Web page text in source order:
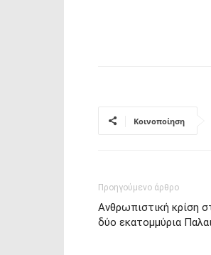
Κοινοποίηση
Προηγούμενο άρθρο
Ανθρωπιστική κρίση
δύο εκατομμύρια